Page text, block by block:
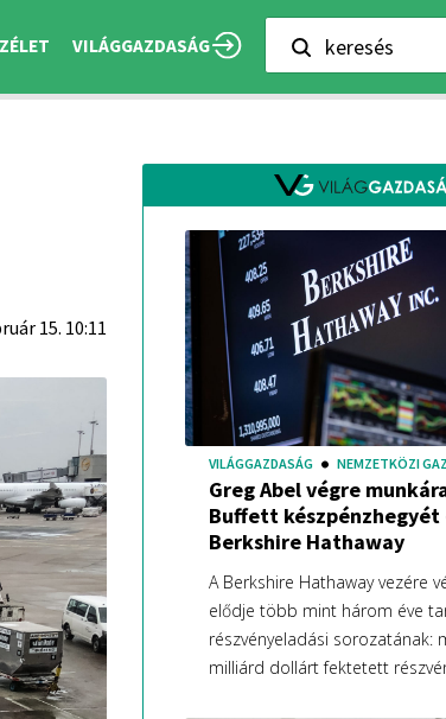
VILÁGGAZDASÁG keresés
15. 10:11
VILÁGGAZDASÁG NEMZETKÖZI
Greg Abel végre
Buffett készpénzhegyét
Berkshire Hathaway
A Berkshire Hathaway vezére
elődje több mint három éve
részvényeladási sorozatának:
milliárd dollárt fektetett